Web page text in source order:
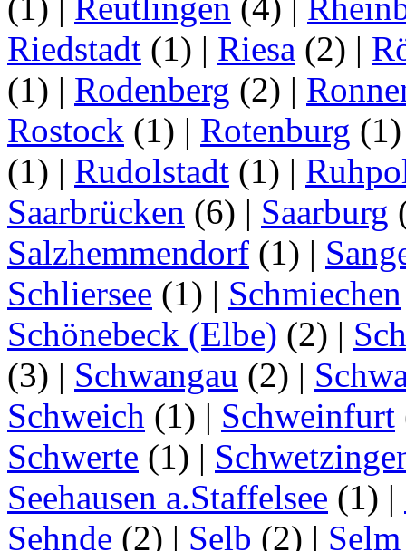
(1) | Reutlingen (4) |
Riedstadt (1) | Riesa (2) |
(1) | Rodenberg (2) |
Rostock (1) | Rotenburg
(1) | Rudolstadt (1) |
Saarbrücken (6) | Saarburg
Salzhemmendorf (1) |
Schliersee (1) | Schmiechen
Schönebeck (Elbe) (2) |
(3) | Schwangau (2) |
Schweich (1) | Schweinfurt
Schwerte (1) |
Seehausen a.Staffelsee (1) |
Sehnde (2) | Selb (2) | Selm